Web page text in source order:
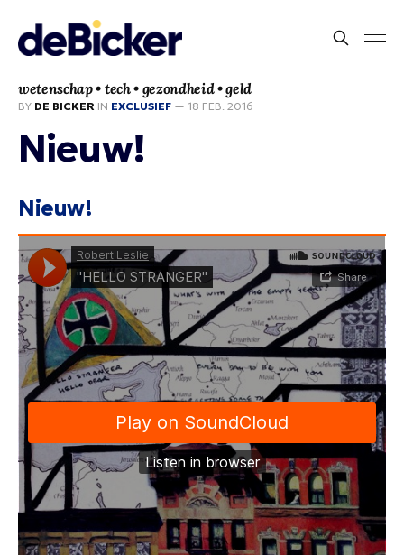
wetenschap • tech • gezondheid • geld
BY DE BICKER IN EXCLUSIEF — 18 FEB. 2016
Nieuw!
Nieuw!